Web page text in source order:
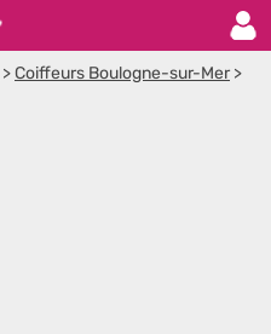
>Coiffeurs Boulogne-sur-Mer >